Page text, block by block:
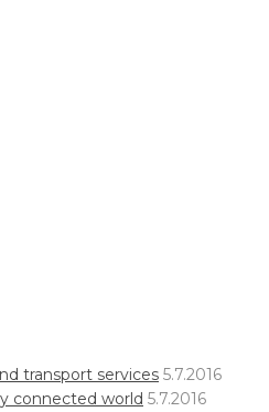
transport services 5.7.2016
connected world 5.7.2016